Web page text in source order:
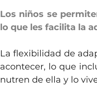
Los niños se
lo que les facilita la
La flexibilidad de
acontecer, lo que
nutren de ella y lo